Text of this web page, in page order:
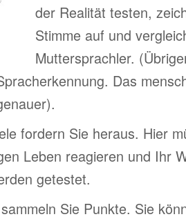
der Realität testen,
Stimme auf und
Muttersprachler.
Das
fordern Sie heraus. Hier
Leben reagieren und Ihr
getestet.
Sie Punkte. Sie